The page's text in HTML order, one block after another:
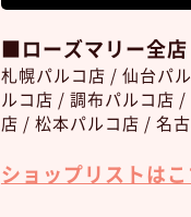
■ローズマリー全店
札幌パルコ店 / 仙台パ
ルコ店 / 調布パルコ店
店 / 松本パルコ店 / 名
ショップリストは